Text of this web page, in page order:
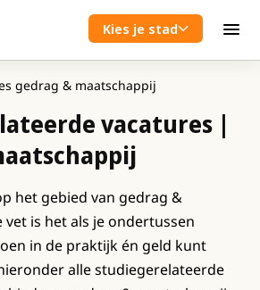
Kies je stad
gedrag & maatschappij
vacatures |
het gebied van gedrag &
vet is het als je ondertussen
in de praktijk én geld kunt
alle studiegerelateerde